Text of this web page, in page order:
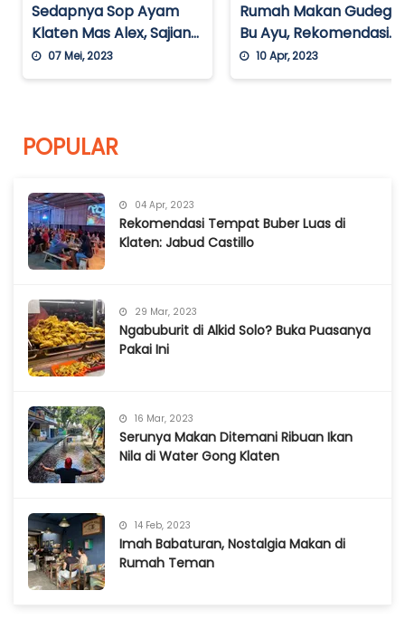
Sedapnya Sop Ayam
Klaten Mas Alex, Sajian
Masakan Tradisional
yang Nikmat dengan
07 Mei, 2023
Rumah Makan Gudeg
Bu Ayu, Rekomendasi
Restoran yang
Menyajikan Masakan
10 Apr, 2023
POPULAR
04 Apr, 2023
Rekomendasi Tempat Buber Luas di
Klaten: Jabud Castillo
29 Mar, 2023
Ngabuburit di Alkid Solo? Buka Puasanya
Pakai Ini
16 Mar, 2023
Serunya Makan Ditemani Ribuan Ikan
Nila di Water Gong Klaten
14 Feb, 2023
Imah Babaturan, Nostalgia Makan di
Rumah Teman